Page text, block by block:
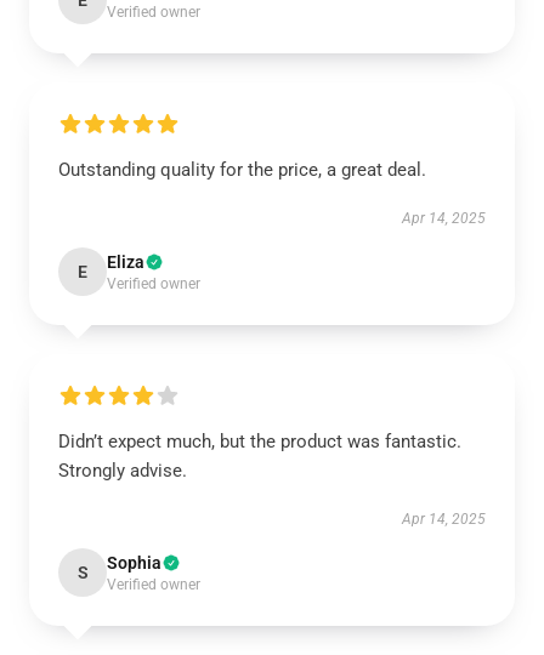
Verified owner
Outstanding quality for the price, a great deal.
Apr 14, 2025
E Eliza
Verified owner
Didn’t expect much, but the product was fantastic.
Strongly advise.
Apr 14, 2025
S Sophia
Verified owner